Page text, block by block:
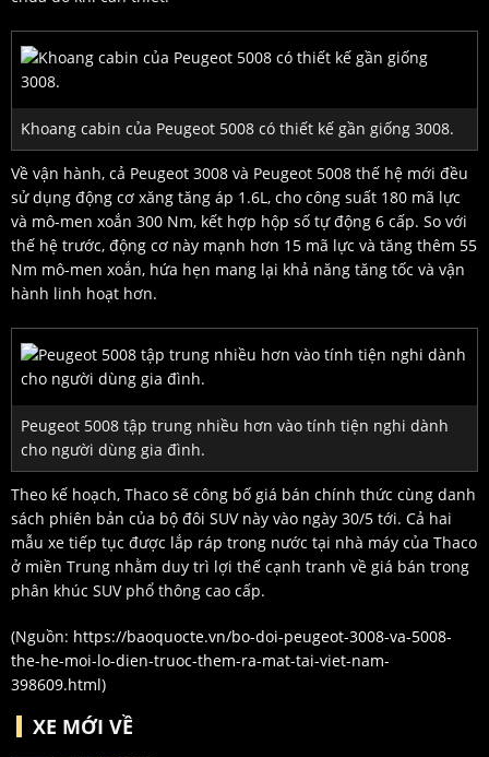
Khoang cabin của Peugeot 5008 có thiết kế gần giống 3008.
Về vận hành, cả Peugeot 3008 và Peugeot 5008 thế hệ mới đều
sử dụng động cơ xăng tăng áp 1.6L, cho công suất 180 mã lực
và mô-men xoắn 300 Nm, kết hợp hộp số tự động 6 cấp. So với
thế hệ trước, động cơ này mạnh hơn 15 mã lực và tăng thêm 55
Nm mô-men xoắn, hứa hẹn mang lại khả năng tăng tốc và vận
hành linh hoạt hơn.
Peugeot 5008 tập trung nhiều hơn vào tính tiện nghi dành
cho người dùng gia đình.
Theo kế hoạch, Thaco sẽ công bố giá bán chính thức cùng danh
sách phiên bản của bộ đôi SUV này vào ngày 30/5 tới. Cả hai
mẫu xe tiếp tục được lắp ráp trong nước tại nhà máy của Thaco
ở miền Trung nhằm duy trì lợi thế cạnh tranh về giá bán trong
phân khúc SUV phổ thông cao cấp.
(Nguồn: https://baoquocte.vn/bo-doi-peugeot-3008-va-5008-
the-he-moi-lo-dien-truoc-them-ra-mat-tai-viet-nam-
398609.html)
XE MỚI VỀ